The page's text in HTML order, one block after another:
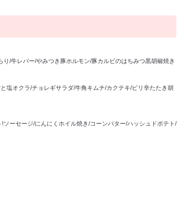
/牛レバー/やみつき豚ホルモン/豚カルビのはちみつ黒胡椒焼き
塩オクラ/チョレギサラダ/牛角キムチ/カクテキ/ピリ辛たたき胡
ーセージ/にんにくホイル焼き/コーンバター/ハッシュドポテト/